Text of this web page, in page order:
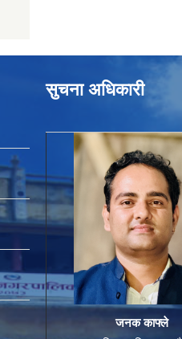
सुचना अधिकारी
जनक काफ्ले